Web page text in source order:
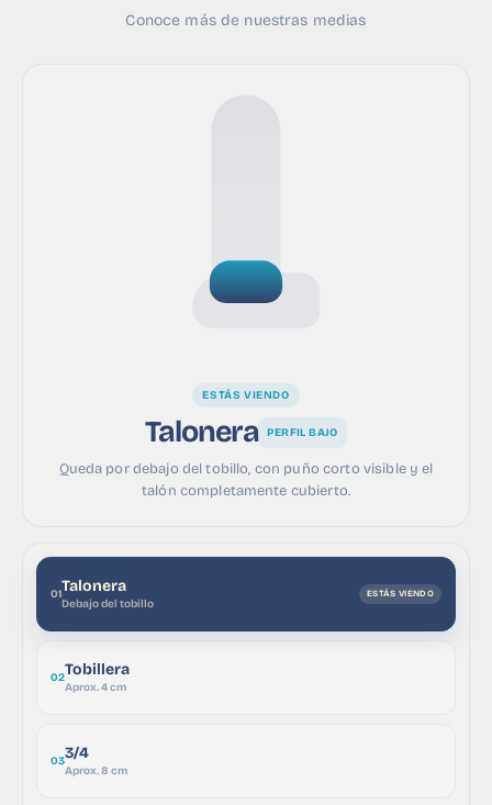
Conoce más de nuestras medias
ESTÁS VIENDO
Talonera PERFIL BAJO
Queda por debajo del tobillo, con puño corto visible y el
talón completamente cubierto.
01Talonera
Debajo del tobillo
02Tobillera
Aprox. 4 cm
033/4
Aprox. 8 cm